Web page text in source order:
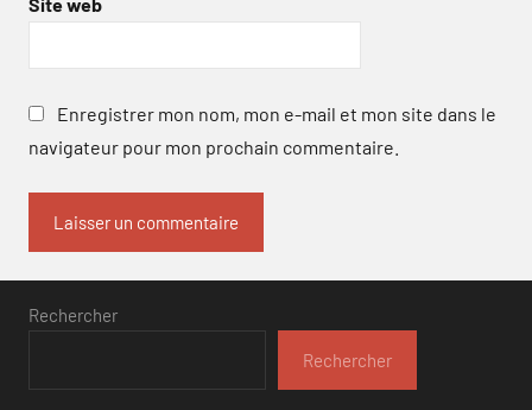
Enregistrer mon nom, mon e-mail et mon site dans le
navigateur pour mon prochain commentaire.
Rechercher
Rechercher